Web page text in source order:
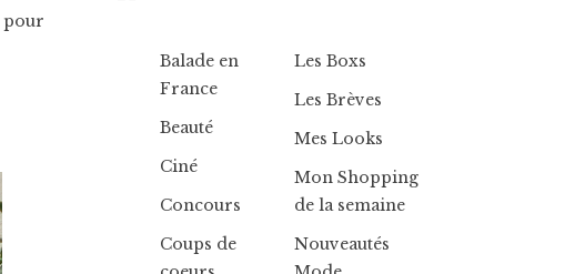
pour
Balade en
France
Beauté
Ciné
Concours
Coups de
Les Boxs
Les Brèves
Mes Looks
Mon Shopping
de la semaine
Nouveautés